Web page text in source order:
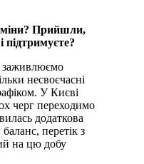
Прийшли,
підтримуєте?
заживлюємо
несвоєчасні
У Києві
черг переходимо
додаткова
перетік з
на цю добу